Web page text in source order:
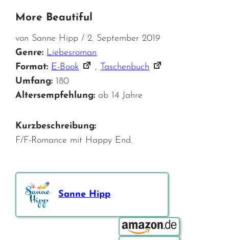
More Beautiful
von Sanne Hipp / 2. September 2019
Genre: Liebesroman
Format: E-Book , Taschenbuch
Umfang: 180
Altersempfehlung: ab 14 Jahre
Kurzbeschreibung:
F/F-Romance mit Happy End.
Sanne Hipp
Bestellen über: